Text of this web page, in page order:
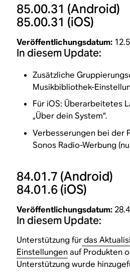
85.00.31 (Android)
85.00.31 (iOS)
Veröffentlichungsdatum:
In diesem Update:
Zusätzliche
Musikbibliothek-
Für iOS: Überarbeitetes
„Über dein System“.
Verbesserungen bei der
Sonos Radio-Werbung
84.01.7 (Android)
84.01.6 (iOS)
Veröffentlichungsdatum:
In diesem Update:
Unterstützung fürdas
Einstellungenauf Produkten
Unterstützung wurde